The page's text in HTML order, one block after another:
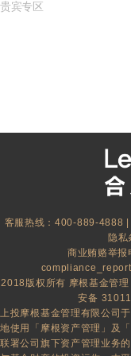
贵宾专区
客服热线：400-889-4888 |
隐私
商业贿赂举
2018版权所有 摩根基金管理
安备
上投摩根基金管理有限公司
地使用「摩根资产管理」及
联署公司旗下资产管理业务